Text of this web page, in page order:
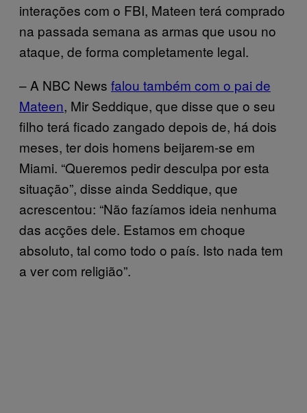
interações com o FBI, Mateen terá comprado
na passada semana as armas que usou no
ataque, de forma completamente legal.
– A NBC News falou também com o pai de
Mateen, Mir Seddique, que disse que o seu
filho terá ficado zangado depois de, há dois
meses, ter dois homens beijarem-se em
Miami. “Queremos pedir desculpa por esta
situação”, disse ainda Seddique, que
acrescentou: “Não fazíamos ideia nenhuma
das acções dele. Estamos em choque
absoluto, tal como todo o país. Isto nada tem
a ver com religião”.